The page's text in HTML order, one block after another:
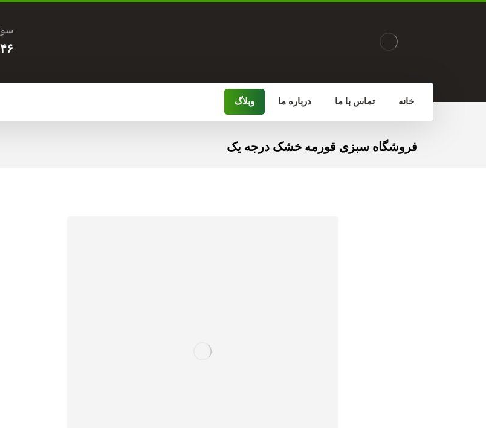
خانه تماس با ما درباره ما وبلاگ
فروشگاه سبزی قورمه خشک درجه یک